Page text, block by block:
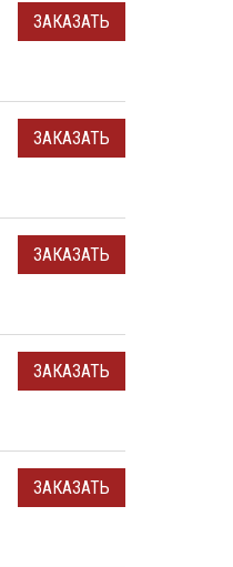
ЗАКАЗАТЬ
ЗАКАЗАТЬ
ЗАКАЗАТЬ
ЗАКАЗАТЬ
ЗАКАЗАТЬ